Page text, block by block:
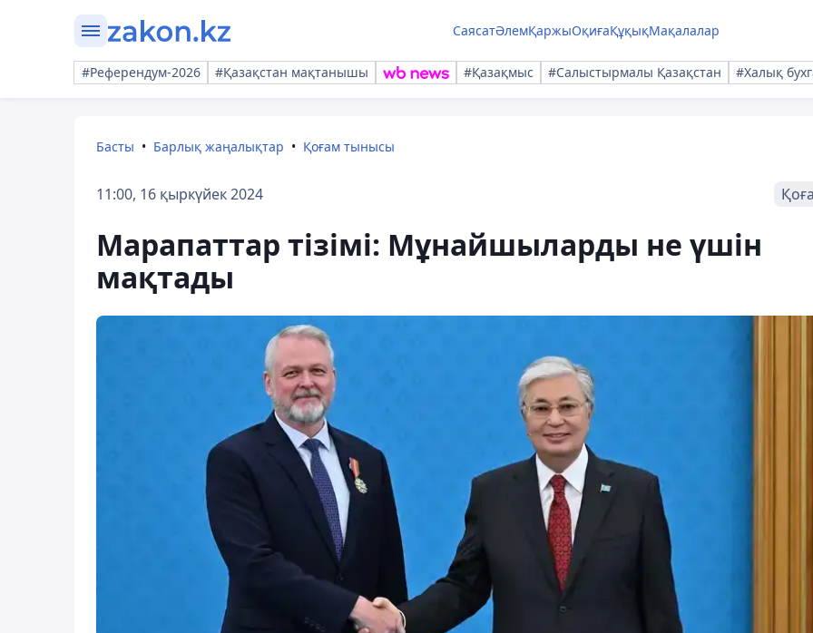
СаясатӘлемҚаржыОқиғаҚұқықМақалалар
#Референдум-2026 #Қазақстан мақтанышы #Қазақмыс #Салыстырмалы Қазақстан #Халық
Басты Барлық жаңалықтар Қоғам тынысы
11:00, 16 қыркүйек 2024
Марапаттар тізімі: Мұнайшыларды не үшін
мақтады